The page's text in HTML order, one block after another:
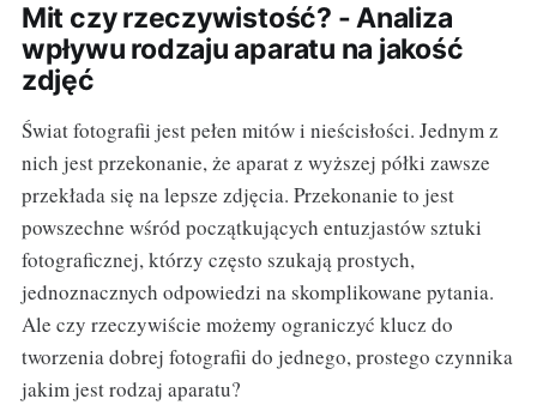
Mit czy rzeczywistość? - Analiza
wpływu rodzaju aparatu na jakość
zdjęć
Świat fotografii jest pełen mitów i nieścisłości. Jednym z
nich jest przekonanie, że aparat z wyższej półki zawsze
przekłada się na lepsze zdjęcia. Przekonanie to jest
powszechne wśród początkujących entuzjastów sztuki
fotograficznej, którzy często szukają prostych,
jednoznacznych odpowiedzi na skomplikowane pytania.
Ale czy rzeczywiście możemy ograniczyć klucz do
tworzenia dobrej fotografii do jednego, prostego czynnika
jakim jest rodzaj aparatu?